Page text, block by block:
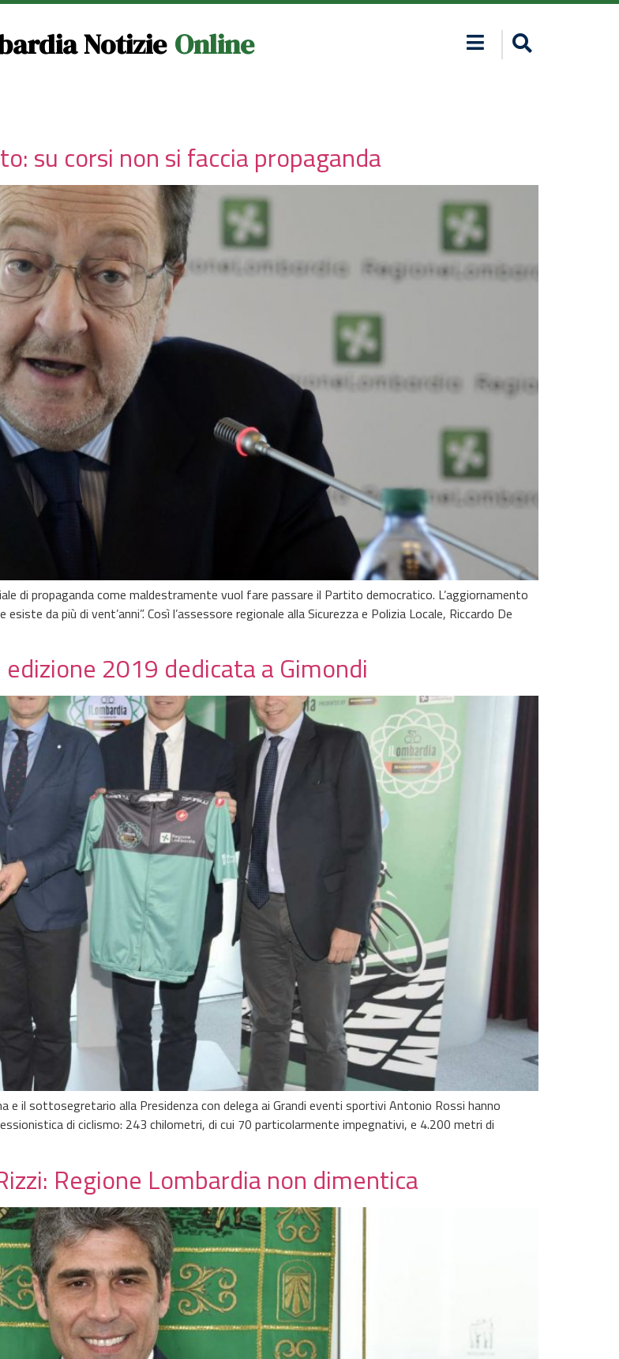
Notizie Online
su corsi non si faccia propaganda
di propaganda come maldestramente vuol fare passare il Partito democratico. L’aggiornamento
da più di vent’anni”. Così l’assessore regionale alla Sicurezza e Polizia Locale, Riccardo De
edizione 2019 dedicata a Gimondi
e il sottosegretario alla Presidenza con delega ai Grandi eventi sportivi Antonio Rossi hanno
di ciclismo: 243 chilometri, di cui 70 particolarmente impegnativi, e 4.200 metri di
Regione Lombardia non dimentica